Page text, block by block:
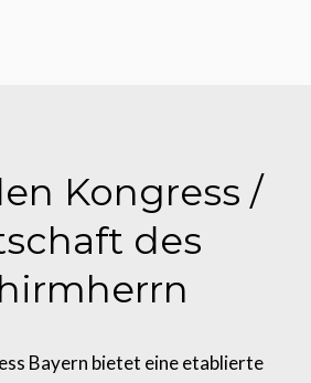
Kongress /
des
Bayern bietet eine etablierte